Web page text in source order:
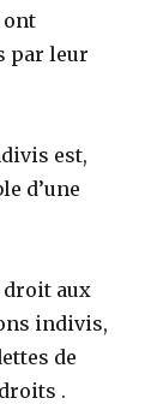
ont
par leur
est,
d’une
aux
indivis,
de
.